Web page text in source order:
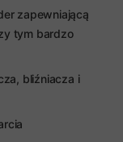
zapewniającą
tym bardzo
bliźniacza i